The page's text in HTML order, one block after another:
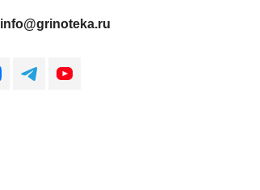
info@grinoteka.ru